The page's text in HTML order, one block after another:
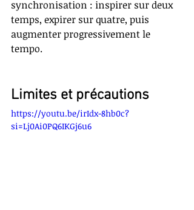
synchronisation : inspirer sur deux
temps, expirer sur quatre, puis
augmenter progressivement le
tempo.
Limites et précautions
https://youtu.be/irIdx-8hb0c?
si=Lj0Ai0PQ6IKGj6u6